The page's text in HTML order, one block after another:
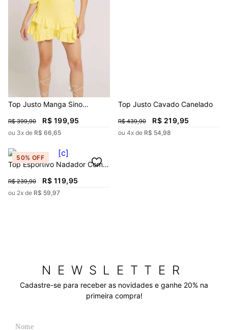
Top Justo Manga Sino
R$ 399,90 R$ 199,95
ou 3x de R$ 66,65
Top Justo Cavado Canelado
R$ 439,90 R$ 219,95
ou 4x de R$ 54,98
50% OFF
Top Esportivo Nadador Com
R$ 239,90 R$ 119,95
ou 2x de R$ 59,97
NEWSLETTER
Cadastre-se para receber as novidades e ganhe 20% na
primeira compra!